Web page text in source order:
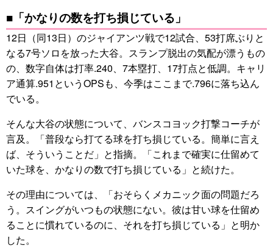
■「かなりの数を打ち損じている」
12日（同13日）のジャイアンツ戦で12試合、53打席ぶりと
なる7号ソロを放った大谷。スランプ脱出の気配が漂うもの
の、数字自体は打率.240、7本塁打、17打点と低調。キャリ
ア通算.951というOPSも、今季はここまで.796に落ち込ん
でいる。
そんな大谷の状態について、バンスコヨック打撃コーチが
言及。「普段なら打てる球を打ち損じている。簡単に言え
ば、そういうことだ」と指摘。「これまで確実に仕留めて
いた球を、かなりの数で打ち損じている」と続けた。
その理由については、「おそらくメカニック面の問題だろ
う。スイングがいつもの状態にない。彼は甘い球を仕留め
ることに慣れているのに、それを打ち損じている」と明か
した。